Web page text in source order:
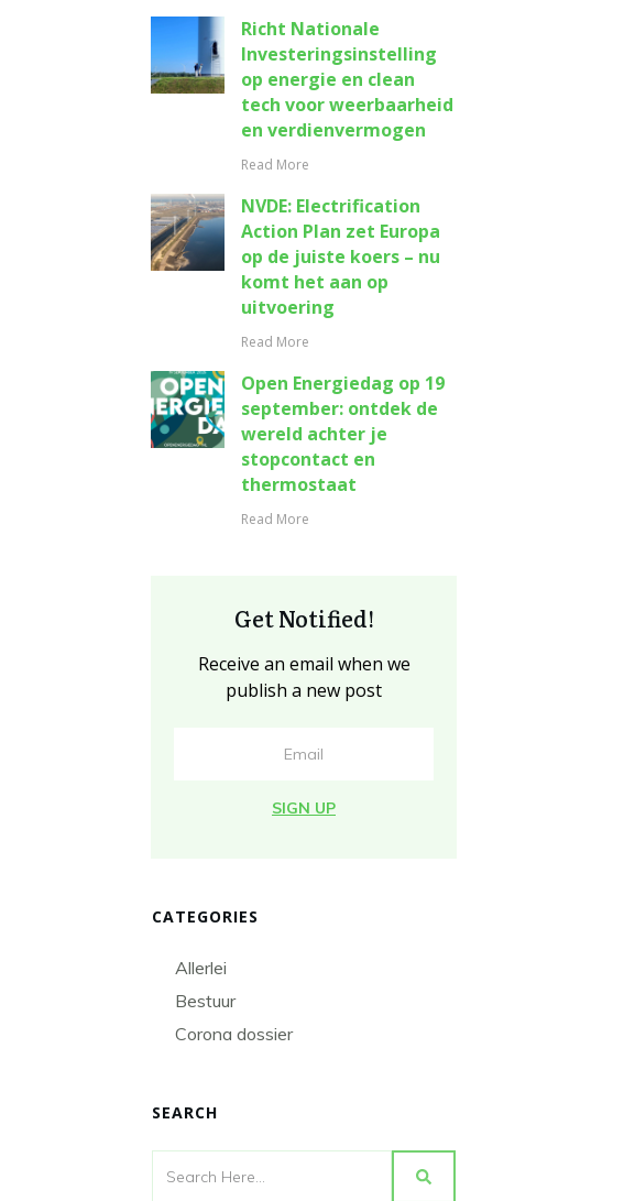
Richt Nationale
Investeringsinstelling
op energie en clean
tech voor weerbaarheid
en verdienvermogen
Read More
NVDE: Electrification
Action Plan zet Europa
op de juiste koers – nu
komt het aan op
uitvoering
Read More
Open Energiedag op 19
september: ontdek de
wereld achter je
stopcontact en
thermostaat
Read More
Get Notified!
Receive an email when we
publish a new post
SIGN UP
CATEGORIES
Allerlei
Bestuur
Corona dossier
SEARCH